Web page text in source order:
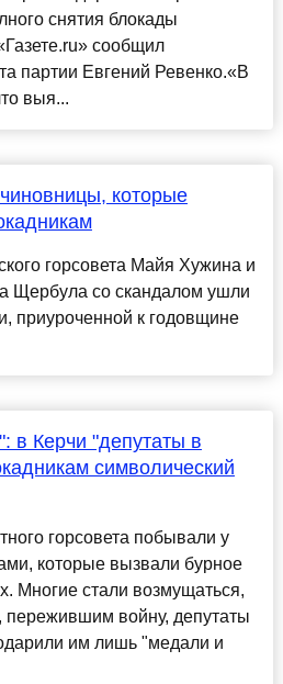
снятия блокады
сообщил
партии Евгений Ревенко.«В
выя...
которые
горсовета Майя Хужина и
Щербула со скандалом ушли
приуроченной к годовщине
в Керчи "депутаты в
символический
горсовета побывали у
которые вызвали бурное
Многие стали возмущаться,
войну, депутаты
им лишь "медали и